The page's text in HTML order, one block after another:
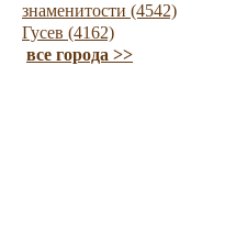
знаменитости (4542)
Гусев (4162)
все города >>